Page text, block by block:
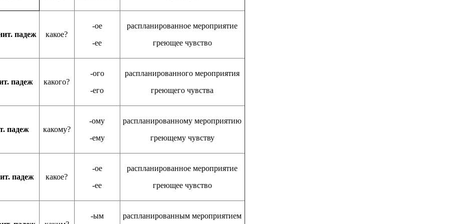
падеж какое?
-ое
-ее
распланированное мероприятие
греющее чувство
падеж какого?
-ого
-его
распланированного мероприятия
греющего чувства
падеж какому?
-ому
-ему
распланированному мероприятию
греющему чувству
падеж какое?
-ое
-ее
распланированное мероприятие
греющее чувство
-ым распланированным мероприятием